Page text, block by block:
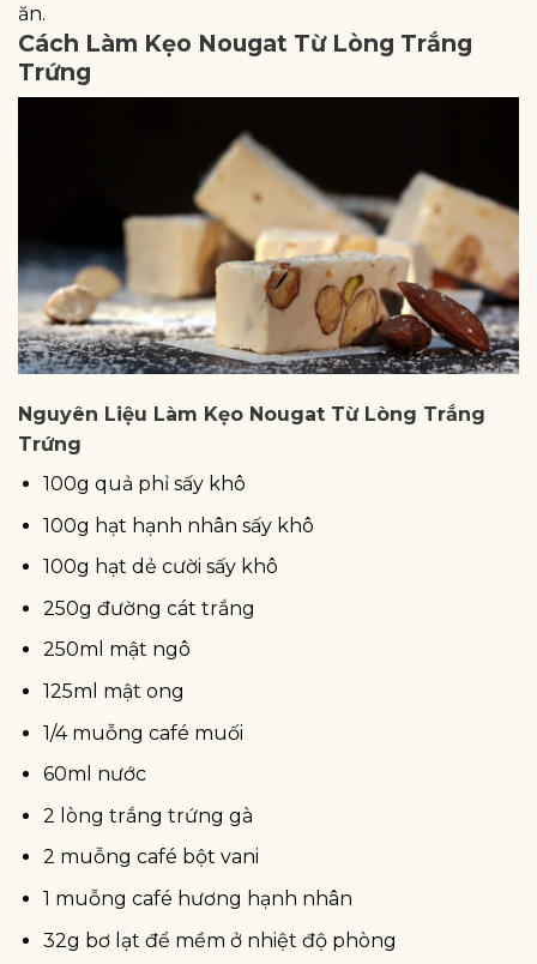
ăn.
Cách Làm Kẹo Nougat Từ Lòng Trắng
Trứng
Nguyên Liệu Làm Kẹo Nougat Từ Lòng Trắng
Trứng
100g quả phỉ sấy khô
100g hạt hạnh nhân sấy khô
100g hạt dẻ cười sấy khô
250g đường cát trắng
250ml mật ngô
125ml mật ong
1/4 muỗng café muối
60ml nước
2 lòng trắng trứng gà
2 muỗng café bột vani
1 muỗng café hương hạnh nhân
32g bơ lạt để mềm ở nhiệt độ phòng